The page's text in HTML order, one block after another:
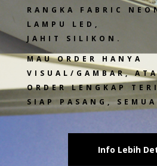
RANGKA FABRIC
LAMPU LED,
JAHIT SILIKON.
MAU ORDER HANYA
VISUAL/GAMBAR,
ORDER LENGKAP
SIAP PASANG,
Info Lebih